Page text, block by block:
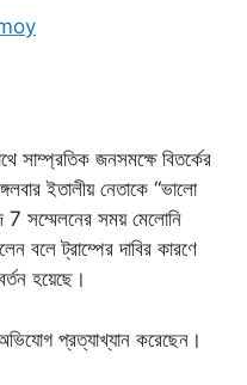
সাম্প্রতিক জনসমক্ষে বিতর্কের
ইতালীয় নেতাকে “ভালো
7 সম্মেলনের সময় মেলোনি
বলে ট্রাম্পের দাবির কারণে
হয়েছে।
প্রত্যাখ্যান করেছেন।